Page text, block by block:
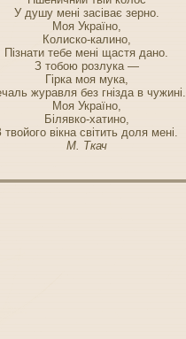
У душу мені засіває зерно.
Моя Україно,
Колиско-калино,
Пізнати тебе мені щастя дано.
З тобою розлука —
Гірка моя мука,
журавля без гнізда в чужині.
Моя Україно,
Білявко-хатино,
твойого вікна світить доля мені.
М. Ткач